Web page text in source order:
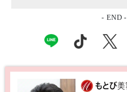
- END -